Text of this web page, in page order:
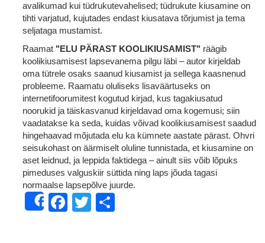
avalikumad kui tüdrukutevahelised; tüdrukute kiusamine on
tihti varjatud, kujutades endast kiusatava tõrjumist ja tema
seljataga mustamist.
Raamat "ELU PÄRAST KOOLIKIUSAMIST" räägib
koolikiusamisest lapsevanema pilgu läbi – autor kirjeldab
oma tütrele osaks saanud kiusamist ja sellega kaasnenud
probleeme. Raamatu oluliseks lisaväärtuseks on
internetifoorumitest kogutud kirjad, kus tagakiusatud
noorukid ja täiskasvanud kirjeldavad oma kogemusi; siin
vaadatakse ka seda, kuidas võivad koolikiusamisest saadud
hingehaavad mõjutada elu ka kümnete aastate pärast. Ohvri
seisukohast on äärmiselt oluline tunnistada, et kiusamine on
aset leidnud, ja leppida faktidega – ainult siis võib lõpuks
pimeduses valguskiir süttida ning laps jõuda tagasi
normaalse lapsepõlve juurde.
ShareFacebook
Twitter